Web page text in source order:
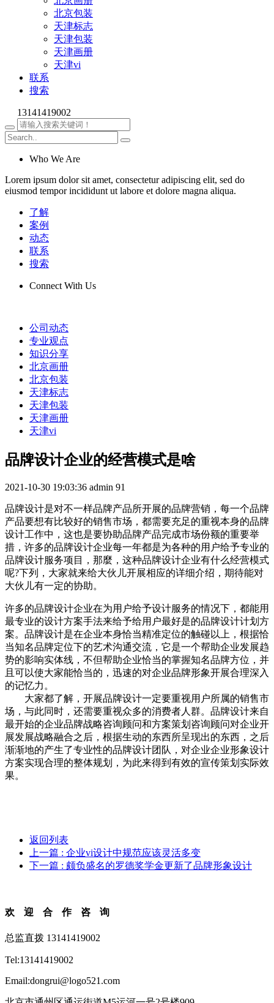
北京包装
天津标志
天津包装
天津画册
天津vi
联系
搜索
13141419002
Who We Are
Lorem ipsum dolor sit amet, consectetur adipiscing elit, sed do
eiusmod tempor incididunt ut labore et dolore magna aliqua.
了解
案例
动态
联系
搜索
Connect With Us
公司动态
专业观点
知识分享
北京画册
北京包装
天津标志
天津包装
天津画册
天津vi
品牌设计企业的经营模式是啥
2021-10-30 19:03:36 admin 91
品牌设计是对不一样品牌产品所开展的品牌营销，每一个品牌
产品要想有比较好的销售市场，都需要充足的重视本身的品牌
设计工作中，这也是要协助品牌产品完成市场份额的重要举
措，许多的品牌设计企业每一年都是为各种的用户给予专业的
品牌设计服务项目，那麼，这种品牌设计企业有什么经营模式
呢?下列，大家就来给大伙儿开展相应的详细介绍，期待能对
大伙儿有一定的协助。
许多的品牌设计企业在为用户给予设计服务的情况下，都能用
最专业的设计方案手法来给予给用户最好是的品牌设计计划方
案。品牌设计是在企业本身恰当精准定位的触碰以上，根据恰
当知名品牌定位下的艺术沟通交流，它是一个帮助企业发展趋
势的影响实体线，不但帮助企业恰当的掌握知名品牌方位，并
且可以使大家能恰当的，迅速的对企业品牌形象开展合理深入
的记忆力。
大家都了解，开展品牌设计一定要重视用户所属的销售市
场，与此同时，还需要重视众多的消费者人群。品牌设计来自
最开始的企业品牌战略咨询顾问和方案策划咨询顾问对企业开
展发展战略融合之后，根据生动的东西所呈现出的东西，之后
渐渐地的产生了专业性的品牌设计团队，对企业企业形象设计
方案实现合理的整体规划，为此来得到有效的宣传策划实际效
果。
返回列表
上一篇 : 企业vi设计中规范应该灵活多变
下一篇 : 颇负盛名的罗德奖学金更新了品牌形象设计
欢迎合作咨询
总监直拨 13141419002
Tel:13141419002
Email:dongrui@logo521.com